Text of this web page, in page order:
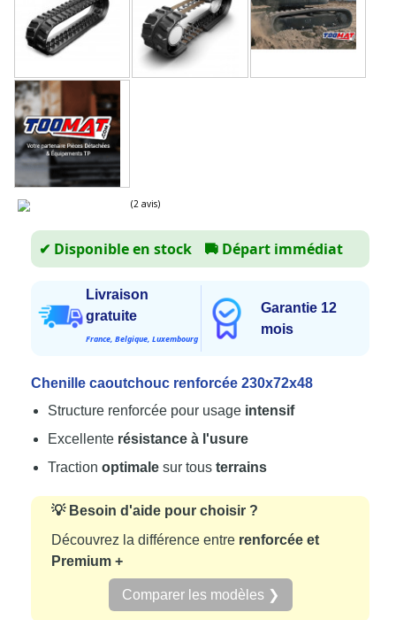
✔ Disponible en stock 🚚 Départ immédiat
Livraison
gratuite
France, Belgique, Luxembourg
Garantie 12
mois
Chenille caoutchouc renforcée 230x72x48
Structure renforcée pour usage intensif
Excellente résistance à l'usure
Traction optimale sur tous terrains
💡 Besoin d'aide pour choisir ?
Découvrez la différence entre renforcée et
Premium +
Comparer les modèles ❯